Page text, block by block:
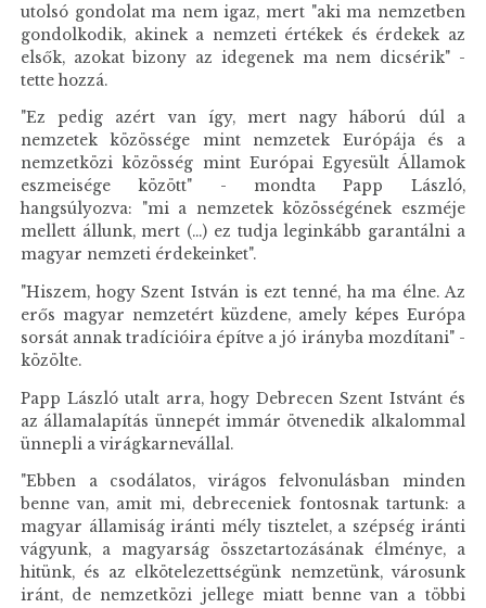
utolsó gondolat ma nem igaz, mert "aki ma nemzetben
gondolkodik, akinek a nemzeti értékek és érdekek az
elsők, azokat bizony az idegenek ma nem dicsérik" -
tette hozzá.
"Ez pedig azért van így, mert nagy háború dúl a
nemzetek közössége mint nemzetek Európája és a
nemzetközi közösség mint Európai Egyesült Államok
eszmeisége között" - mondta Papp László,
hangsúlyozva: "mi a nemzetek közösségének eszméje
mellett állunk, mert (...) ez tudja leginkább garantálni a
magyar nemzeti érdekeinket".
"Hiszem, hogy Szent István is ezt tenné, ha ma élne. Az
erős magyar nemzetért küzdene, amely képes Európa
sorsát annak tradícióira építve a jó irányba mozdítani" -
közölte.
Papp László utalt arra, hogy Debrecen Szent Istvánt és
az államalapítás ünnepét immár ötvenedik alkalommal
ünnepli a virágkarnevállal.
"Ebben a csodálatos, virágos felvonulásban minden
benne van, amit mi, debreceniek fontosnak tartunk: a
magyar államiság iránti mély tisztelet, a szépség iránti
vágyunk, a magyarság összetartozásának élménye, a
hitünk, és az elkötelezettségünk nemzetünk, városunk
iránt, de nemzetközi jellege miatt benne van a többi